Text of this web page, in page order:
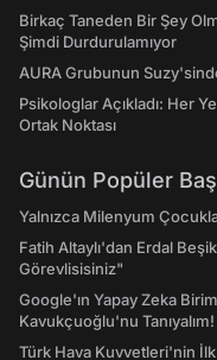
Birkaç Taneden Bir Şey
Şimdi Durdurulamıyor
AURA Grubunun
Psikologlar Açıkladı: Her
Ortak Noktası
Günün Popüler
Yalnızca Milenyum
Fatih Altaylı'dan Erdal
Görevlisisiniz"
Google'ın Yapay Zeka
Kavukçuoğlu'nu Tanıyalım!
Türk Hava Kuvvetleri'nin